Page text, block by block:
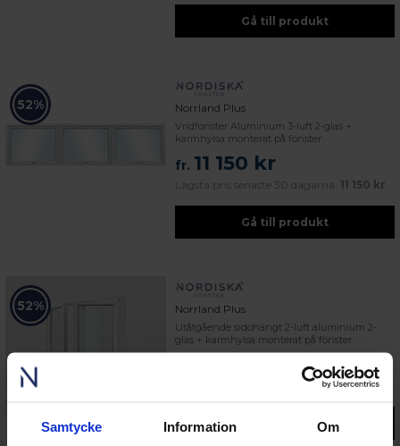
Samtycke Information Om
Gå till produkt
52% Norrland Plus
Vridfönster Aluminium 3-luft 2-glas +
karmhylsa monterat på fönster
fr. 11 150 kr
Lägsta pris senaste 30 dagarna: 11 150 kr
Gå till produkt
52% Norrland Plus
Utåtgående sidohängt 2-luft aluminium 2-
glas + karmhylsa monterat på fönster
Lägsta pris senaste 30 dagarna:8 821 kr
Gå till produkt